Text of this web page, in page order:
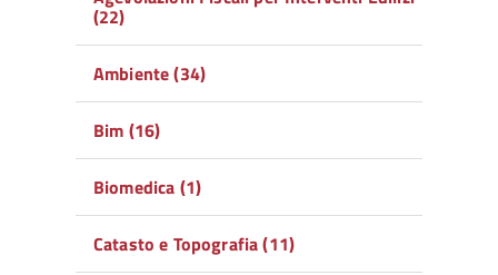
(22)
Ambiente (34)
Bim (16)
Biomedica (1)
Catasto e Topografia (11)